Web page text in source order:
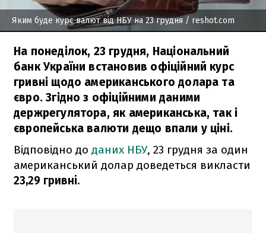
Яким буде курс валют від НБУ на 23 грудня / reshot.com
На понеділок, 23 грудня, Національний
банк України встановив офіційний курс
гривні щодо американського долара та
євро. Згідно з офіційними даними
держрегулятора, як американська, так і
європейська валюти дещо впали у ціні.
Відповідно до даних НБУ, 23 грудня за один
американський долар доведеться викласти
23,29 гривні.